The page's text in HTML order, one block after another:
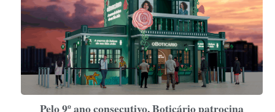
Pelo 9º ano consecutivo, Boticário patrocina